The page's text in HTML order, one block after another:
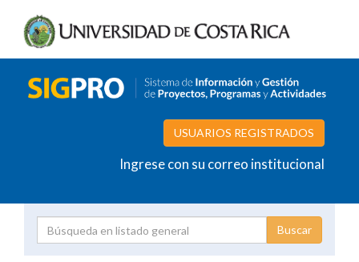
USUARIOS REGISTRADOS
Ingrese con su correo institucional